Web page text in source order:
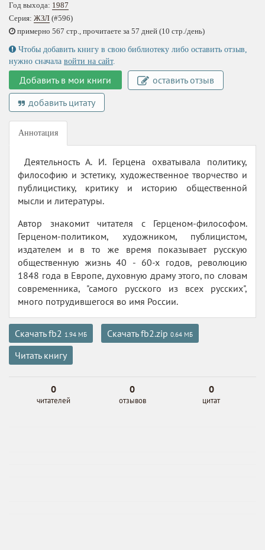
Год выхода: 1987
Серия: ЖЗЛ (#596)
примерно 567 стр., прочитаете за 57 дней (10 стр./день)
Чтобы добавить книгу в свою библиотеку либо оставить отзыв,
нужно сначала войти на сайт.
Добавить в мои книги
оставить отзыв
добавить цитату
Аннотация
Деятельность А. И. Герцена охватывала политику,
философию и эстетику, художественное творчество и
публицистику, критику и историю общественной
мысли и литературы.
Автор знакомит читателя с Герценом-философом.
Герценом-политиком, художником, публицистом,
издателем и в то же время показывает русскую
общественную жизнь 40 - 60-х годов, революцию
1848 года в Европе, духовную драму этого, по словам
современника, "самого русского из всех русских",
много потрудившегося во имя России.
Скачать fb2 1.94 МБ Скачать fb2.zip 0.64 МБ
Читать книгу
0
читателей
0
отзывов
0
цитат